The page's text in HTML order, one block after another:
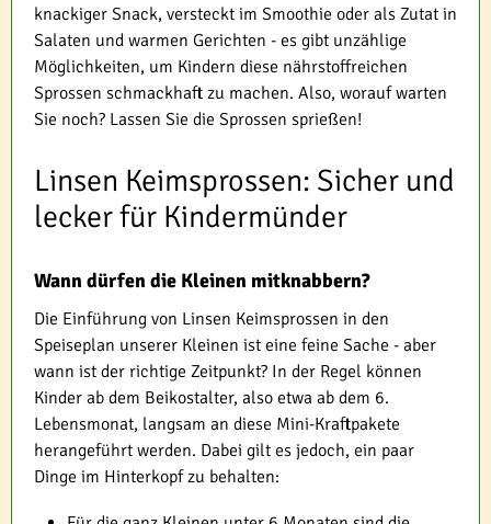
knackiger Snack, versteckt im Smoothie oder als Zutat in
Salaten und warmen Gerichten - es gibt unzählige
Möglichkeiten, um Kindern diese nährstoffreichen
Sprossen schmackhaft zu machen. Also, worauf warten
Sie noch? Lassen Sie die Sprossen sprießen!
Linsen Keimsprossen: Sicher und
lecker für Kindermünder
Wann dürfen die Kleinen mitknabbern?
Die Einführung von Linsen Keimsprossen in den
Speiseplan unserer Kleinen ist eine feine Sache - aber
wann ist der richtige Zeitpunkt? In der Regel können
Kinder ab dem Beikostalter, also etwa ab dem 6.
Lebensmonat, langsam an diese Mini-Kraftpakete
herangeführt werden. Dabei gilt es jedoch, ein paar
Dinge im Hinterkopf zu behalten: